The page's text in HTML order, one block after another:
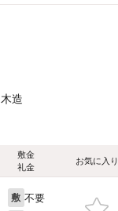
木造
敷金
礼金
お気に入り
敷 不要